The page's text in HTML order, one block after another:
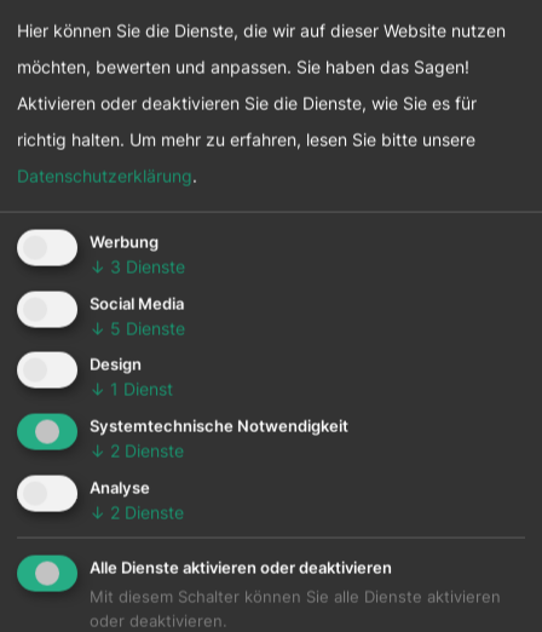
Hier können Sie die Dienste, die wir auf dieser Website nutzen
möchten, bewerten und anpassen. Sie haben das Sagen!
Aktivieren oder deaktivieren Sie die Dienste, wie Sie es für
richtig halten. Um mehr zu erfahren, lesen Sie bitte unsere
Datenschutzerklärung.
Werbung
↓ 3 Dienste
Social Media
↓ 5 Dienste
Design
↓ 1 Dienst
Systemtechnische Notwendigkeit
↓ 2 Dienste
Analyse
↓ 2 Dienste
Alle Dienste aktivieren oder deaktivieren
Mit diesem Schalter können Sie alle Dienste aktivieren
oder deaktivieren.